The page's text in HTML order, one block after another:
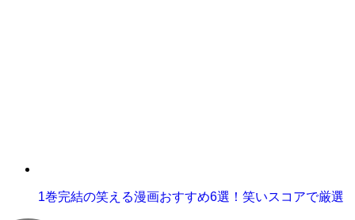
1巻完結の笑える漫画おすすめ6選！笑いスコアで厳選